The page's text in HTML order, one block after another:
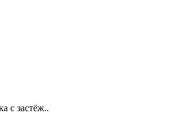
с застёж..